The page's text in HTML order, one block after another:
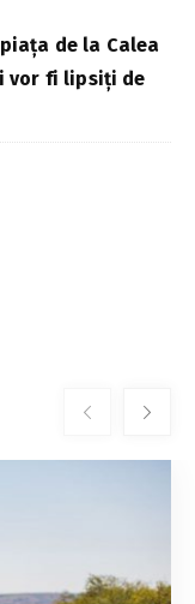
de la Calea
vor fi lipsiți de